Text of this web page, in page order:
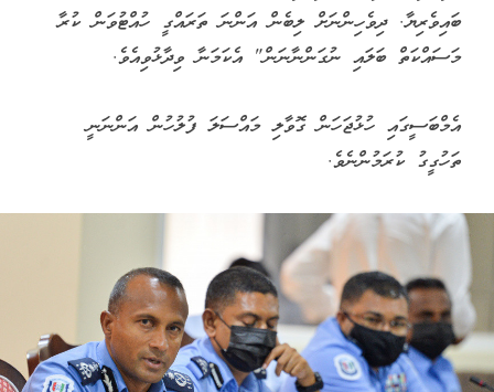
ބައިވެރިޔާ. ދިވެހިންނަށް ލިބެން އަންނަ ތަރައްގީ ހުއްޓުވަން ކުރާ
މަސައްކަތް ބަލައި ނުގަންނާނަން" އެކަމަނާ ވިދާޅުވިއެވެ.
އެމްބަސީގައި ހުޅުޖަހަން ގޮވާލި މައްސަލަ ފުލުހުން އަންނަނީ
ތަހުގީގު ކުރަމުންނެވެ.